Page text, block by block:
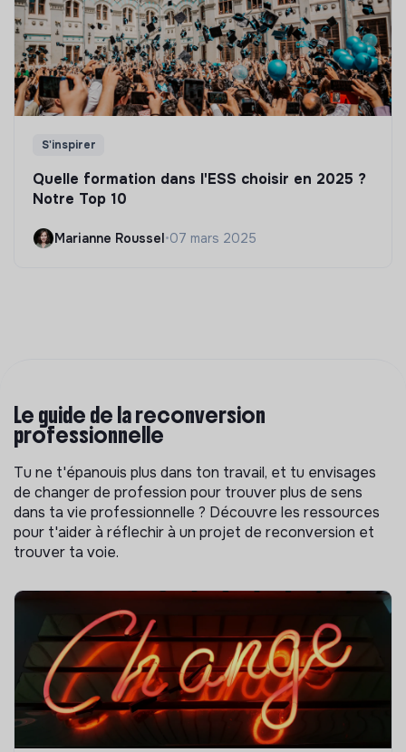
S'inspirer
Quelle formation dans l'ESS choisir en 2025 ?
Notre Top 10
Marianne Roussel•07 mars 2025
Le guide de la reconversion
professionnelle
Tu ne t'épanouis plus dans ton travail, et tu envisages
de changer de profession pour trouver plus de sens
dans ta vie professionnelle ? Découvre les ressources
pour t'aider à réflechir à un projet de reconversion et
trouver ta voie.